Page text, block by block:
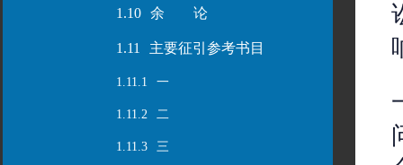
1.10 余 论
1.11 主要征引参考书目
1.11.1 一
1.11.2 二
1.11.3 三